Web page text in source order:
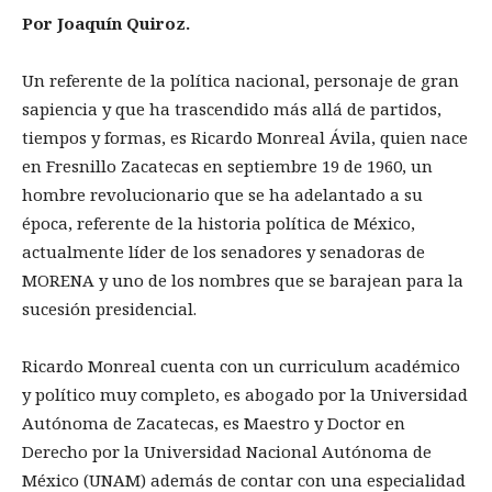
Por Joaquín Quiroz.
Un referente de la política nacional, personaje de gran
sapiencia y que ha trascendido más allá de partidos,
tiempos y formas, es Ricardo Monreal Ávila, quien nace
en Fresnillo Zacatecas en septiembre 19 de 1960, un
hombre revolucionario que se ha adelantado a su
época, referente de la historia política de México,
actualmente líder de los senadores y senadoras de
MORENA y uno de los nombres que se barajean para la
sucesión presidencial.
Ricardo Monreal cuenta con un curriculum académico
y político muy completo, es abogado por la Universidad
Autónoma de Zacatecas, es Maestro y Doctor en
Derecho por la Universidad Nacional Autónoma de
México (UNAM) además de contar con una especialidad